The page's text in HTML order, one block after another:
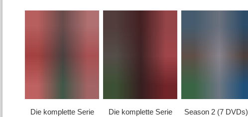
Die komplette Serie
Die komplette Serie
Season 2 (7 DVDs)